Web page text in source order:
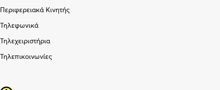
Περιφερειακά Κινητής
Τηλεφωνικά
Τηλεχειριστήρια
Τηλεπικοινωνίες